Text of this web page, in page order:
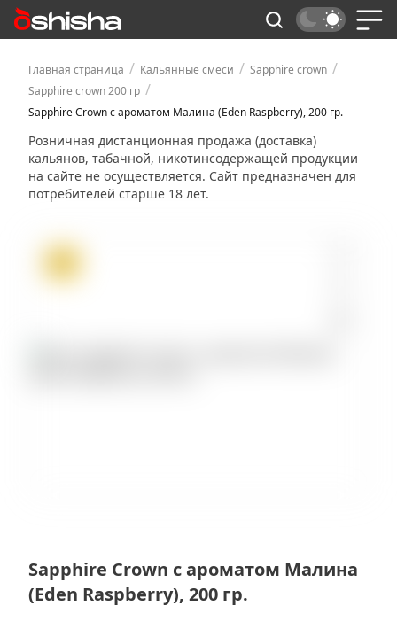
Главная страница / Кальянные смеси / Sapphire crown /
Sapphire crown 200 гр /
Sapphire Crown с ароматом Малина (Eden Raspberry), 200 гр.
Розничная дистанционная продажа (доставка)
кальянов, табачной, никотинсодержащей продукции
на сайте не осуществляется. Сайт предназначен для
потребителей старше 18 лет.
Sapphire Crown с ароматом Малина
(Eden Raspberry), 200 гр.